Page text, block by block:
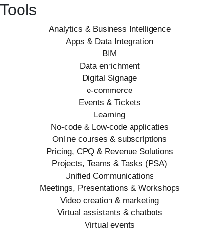
Tools
Analytics & Business Intelligence
Apps & Data Integration
BIM
Data enrichment
Digital Signage
e-commerce
Events & Tickets
Learning
No-code & Low-code applicaties
Online courses & subscriptions
Pricing, CPQ & Revenue Solutions
Projects, Teams & Tasks (PSA)
Unified Communications
Meetings, Presentations & Workshops
Video creation & marketing
Virtual assistants & chatbots
Virtual events